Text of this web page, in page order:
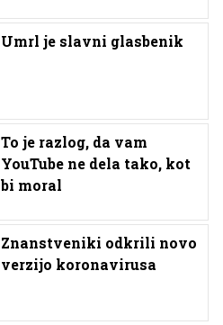
Umrl je slavni glasbenik
To je razlog, da vam
YouTube ne dela tako, kot
bi moral
Znanstveniki odkrili novo
verzijo koronavirusa